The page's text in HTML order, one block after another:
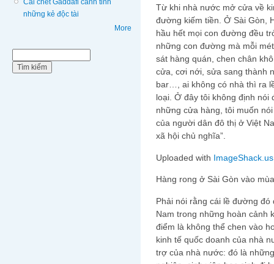
Cái chết Gaddafi cảnh tỉnh
những kẻ độc tài
More
Từ khi nhà nước mở cửa về
đường kiếm tiền. Ở Sài Gòn,
hầu hết mọi con đường đều
những con đường mà mỗi
sát hàng quán, chen chân
cửa, cơi nới, sửa sang thành
bar…, ai không có nhà thì ra
loại. Ở đây tôi không định
những cửa hàng, tôi muốn
của người dân đô thị ở Việt
xã hội chủ nghĩa”.
Uploaded with ImageShack.us
Hàng rong ở Sài Gòn vào
Phải nói rằng cái lề đường
Nam trong những hoàn cảnh
điểm là không thể chen vào
kinh tế quốc doanh của nhà
trợ của nhà nước: đó là